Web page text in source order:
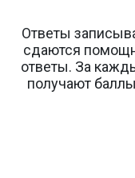
Ответы
сдаются
ответы. За
получают